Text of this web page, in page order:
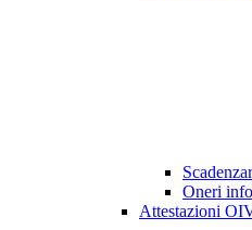
Oneri
Attestazioni